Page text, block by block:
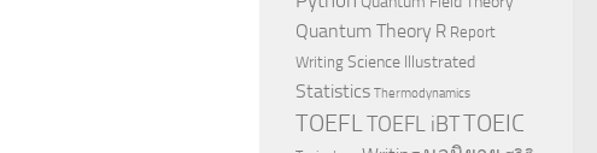
Quantum Theory R Report
Writing Science Illustrated
Statistics Thermodynamics
TOEFL TOEFL iBTTOEIC